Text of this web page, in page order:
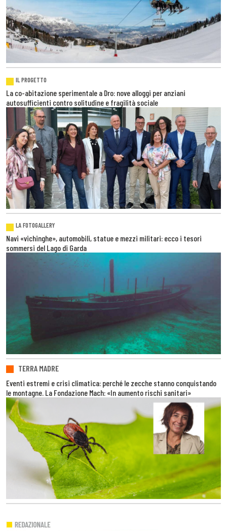
IL PROGETTO
La co-abitazione sperimentale a Dro: nove alloggi per anziani
autosufficienti contro solitudine e fragilità sociale
LA FOTOGALLERY
Navi «vichinghe», automobili, statue e mezzi militari: ecco i tesori
sommersi del Lago di Garda
TERRA MADRE
Eventi estremi e crisi climatica: perché le zecche stanno conquistando
le montagne. La Fondazione Mach: «In aumento rischi sanitari»